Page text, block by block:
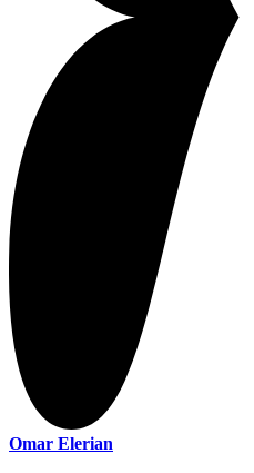
Omar Elerian